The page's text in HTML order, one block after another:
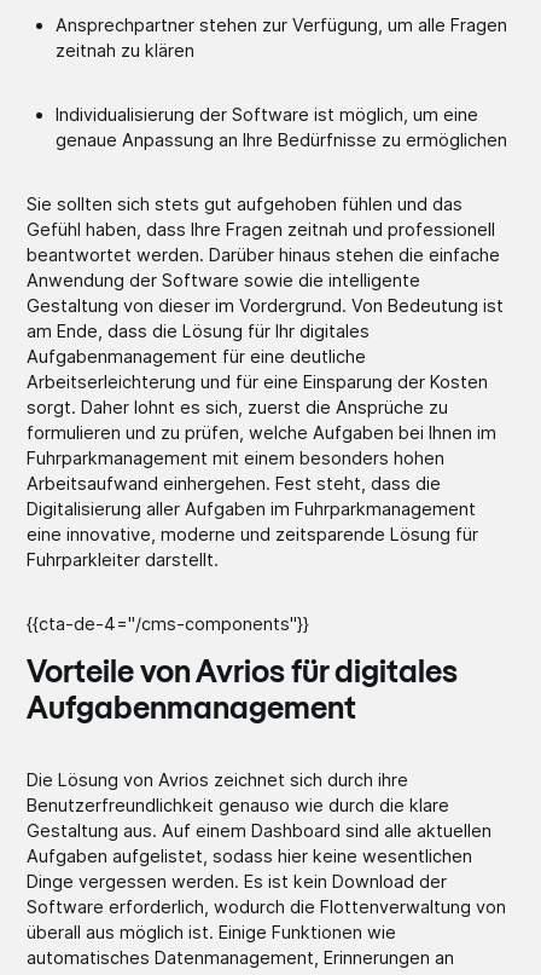
Ansprechpartner stehen zur Verfügung, um alle Fragen
zeitnah zu klären
Individualisierung der Software ist möglich, um eine
genaue Anpassung an Ihre Bedürfnisse zu ermöglichen
Sie sollten sich stets gut aufgehoben fühlen und das
Gefühl haben, dass Ihre Fragen zeitnah und professionell
beantwortet werden. Darüber hinaus stehen die einfache
Anwendung der Software sowie die intelligente
Gestaltung von dieser im Vordergrund. Von Bedeutung ist
am Ende, dass die Lösung für Ihr digitales
Aufgabenmanagement für eine deutliche
Arbeitserleichterung und für eine Einsparung der Kosten
sorgt. Daher lohnt es sich, zuerst die Ansprüche zu
formulieren und zu prüfen, welche Aufgaben bei Ihnen im
Fuhrparkmanagement mit einem besonders hohen
Arbeitsaufwand einhergehen. Fest steht, dass die
Digitalisierung aller Aufgaben im Fuhrparkmanagement
eine innovative, moderne und zeitsparende Lösung für
Fuhrparkleiter darstellt.
{{cta-de-4="/cms-components"}}
Vorteile von Avrios für digitales
Aufgabenmanagement
Die Lösung von Avrios zeichnet sich durch ihre
Benutzerfreundlichkeit genauso wie durch die klare
Gestaltung aus. Auf einem Dashboard sind alle aktuellen
Aufgaben aufgelistet, sodass hier keine wesentlichen
Dinge vergessen werden. Es ist kein Download der
Software erforderlich, wodurch die Flottenverwaltung von
überall aus möglich ist. Einige Funktionen wie
automatisches Datenmanagement, Erinnerungen an